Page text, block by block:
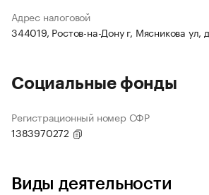
Адрес налоговой
344019, Ростов-на-Дону г, Мясникова ул,
Социальные фонды
Регистрационный номер СФР
1383970272
Виды деятельности